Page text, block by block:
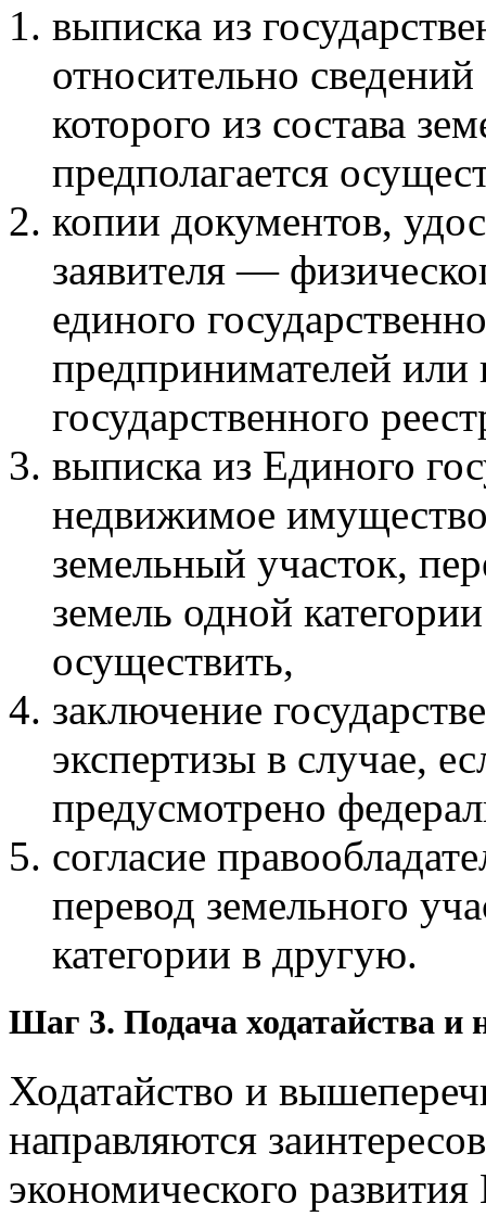
выписка из
относительно
которого из состава
предполагается
копии документов,
заявителя —
единого
предпринимателей или
государственного
выписка из Единого
недвижимое
земельный участок,
земель одной
осуществить,
заключение
экспертизы в случае,
предусмотрено
согласие
перевод земельного
категории в другую.
Шаг 3. Подача ходатайства и
Ходатайство и
направляются
экономического